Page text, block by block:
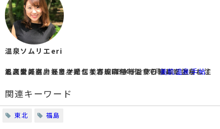
温泉ソムリエeri
温泉愛好家。温泉を愛しすぎてお給料と休日はほぼ温泉に注ぐ、大の温泉好き。好きな湯船は何時間でも眺めていられる。
エステスクールで学んだ美容皮膚学と温泉の知識を生かして温泉の美容力を日々発信するWEBメディア『美肌温泉手帖
』を運営。
関連キーワード
東北 福島